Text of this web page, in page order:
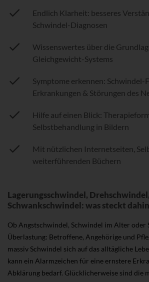
Endlich Klarheit: besseres
Schwindel-Diagnosen
Wissenswertes über die
Gleichgewicht-Systems
Symptome erkennen: Schwindel-
Erkrankungen & Störungen des
Hilfe auf einen Blick:
Selbstbehandlung in Bildern
Mit nützlichen Internetseiten,
weiterführenden Büchern
Lagerungsschwindel, Drehschwindel,
Schwankschwindel: was steckt
Ob Angstschwindel, Schwindel im Alter oder
Überlastung: Betroffene, Angehörige und
massiv Schwindel sich auf das alltägliche
kann ein Alarmzeichen für eine ernstere
Abklärung bedarf. Glücklicherweise sind die